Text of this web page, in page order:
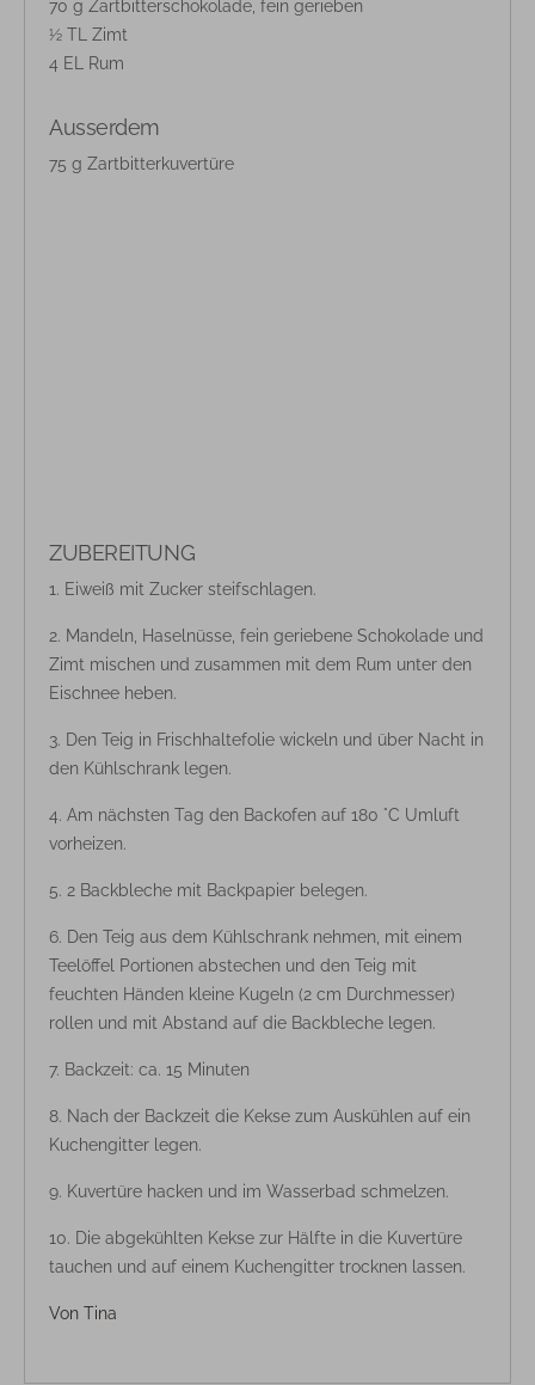
70 g Zartbitterschokolade, fein gerieben
½ TL Zimt
4 EL Rum
Ausserdem
75 g Zartbitterkuvertüre
ZUBEREITUNG
Eiweiß mit Zucker steifschlagen.
Mandeln, Haselnüsse, fein geriebene Schokolade und
Zimt mischen und zusammen mit dem Rum unter den
Eischnee heben.
Den Teig in Frischhaltefolie wickeln und über Nacht in
den Kühlschrank legen.
Am nächsten Tag den Backofen auf 180 °C Umluft
vorheizen.
2 Backbleche mit Backpapier belegen.
Den Teig aus dem Kühlschrank nehmen, mit einem
Teelöffel Portionen abstechen und den Teig mit
feuchten Händen kleine Kugeln (2 cm Durchmesser)
rollen und mit Abstand auf die Backbleche legen.
Backzeit: ca. 15 Minuten
Nach der Backzeit die Kekse zum Auskühlen auf ein
Kuchengitter legen.
Kuvertüre hacken und im Wasserbad schmelzen.
Die abgekühlten Kekse zur Hälfte in die Kuvertüre
tauchen und auf einem Kuchengitter trocknen lassen.
Von Tina